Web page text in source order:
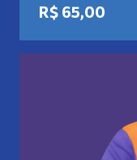
R$ 65,00